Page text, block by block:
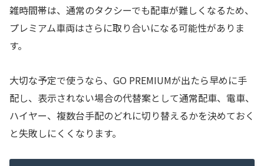
雑時間帯は、通常のタクシーでも配車が難しくなるため、
プレミアム車両はさらに取り合いになる可能性がありま
す。
大切な予定で使うなら、GO PREMIUMが出たら早めに手
配し、表示されない場合の代替案として通常配車、電車、
ハイヤー、複数台手配のどれに切り替えるかを決めておく
と失敗しにくくなります。